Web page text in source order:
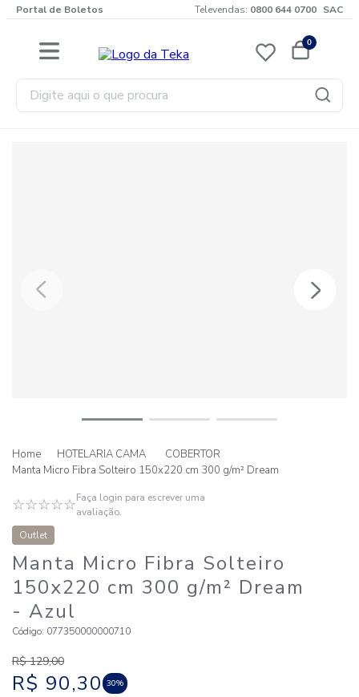
Portal de Boletos Televendas: 0800 644 0700 SAC
0
Digite aqui o que procura
HOTELARIA CAMA
COBERTOR
Manta Micro Fibra Solteiro 150x220 cm 300 g/m² Dream
☆☆☆☆☆Faça login para escrever uma
avaliação.
Outlet
Manta Micro Fibra Solteiro
150x220 cm 300 g/m² Dream
- Azul
Código: 077350000000710
R$ 129,00
R$ 90,30 30%